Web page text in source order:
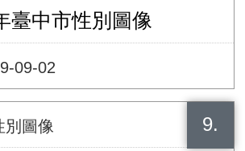
臺中市性別圖像
09-02
9.
別圖像